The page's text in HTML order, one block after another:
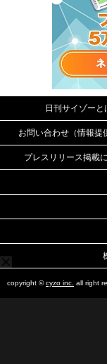
日刊サイゾーと
お問い合わせ（情報提
プレスリリース掲載
copyright ©cyzo inc. all right